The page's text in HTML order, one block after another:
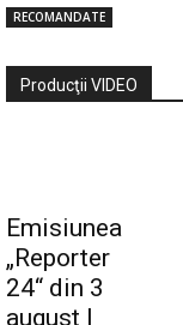
RECOMANDATE
Producţii VIDEO
Emisiunea
„Reporter
24“ din 3
august |